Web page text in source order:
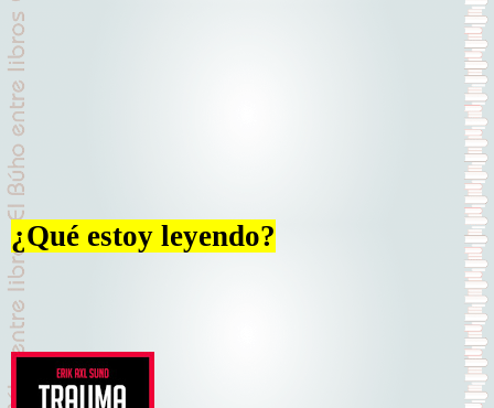
¿Qué estoy leyendo?